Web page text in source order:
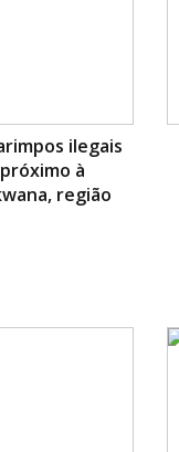
ilegais
à
região